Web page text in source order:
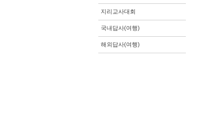
지리교사대회
국내답사(여행)
해외답사(여행)